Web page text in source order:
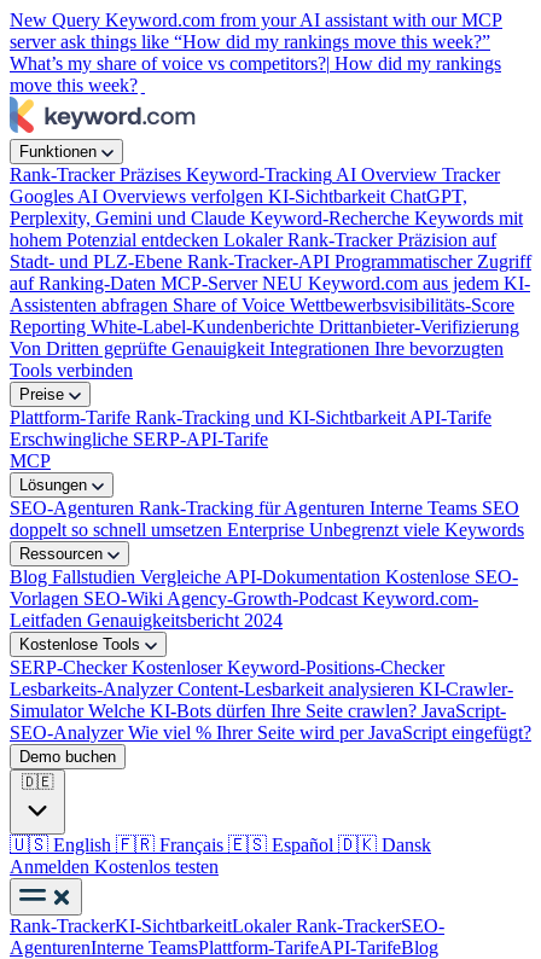
New Query Keyword.com from your AI assistant with our MCP
server ask things like “How did my rankings move this week?”
What’s my share of voice vs competitors?| How did my rankings
move this week?
Funktionen
Rank-TrackerPräzises Keyword-Tracking AI Overview Tracker
Googles AI Overviews verfolgen KI-Sichtbarkeit ChatGPT,
Perplexity, Gemini und Claude Keyword-Recherche Keywords mit
hohem Potenzial entdecken Lokaler Rank-TrackerPräzision auf
Stadt- und PLZ-Ebene Rank-Tracker-API Programmatischer Zugriff
auf Ranking-Daten MCP-ServerNEU Keyword.com aus jedem KI-
Assistenten abfragen Share of Voice Wettbewerbsvisibilitäts-Score
Reporting White-Label-Kundenberichte Drittanbieter-Verifizierung
Von Dritten geprüfte Genauigkeit Integrationen Ihre bevorzugten
Tools verbinden
Preise
Plattform-Tarife Rank-Tracking und KI-Sichtbarkeit API-Tarife
Erschwingliche SERP-API-Tarife
MCP
Lösungen
SEO-Agenturen Rank-Tracking für Agenturen Interne Teams SEO
doppelt so schnell umsetzen Enterprise Unbegrenzt viele Keywords
Ressourcen
Blog Fallstudien Vergleiche API-Dokumentation Kostenlose SEO-
Vorlagen SEO-Wiki Agency-Growth-Podcast Keyword.com-
Leitfaden Genauigkeitsbericht 2024
Kostenlose Tools
SERP-CheckerKostenloser Keyword-Positions-Checker
Lesbarkeits-AnalyzerContent-Lesbarkeit analysieren KI-Crawler-
SimulatorWelche KI-Bots dürfen Ihre Seite crawlen? JavaScript-
SEO-AnalyzerWie viel % Ihrer Seite wird per JavaScript eingefügt?
Demo buchen
🇩🇪
🇺🇸 English 🇫🇷 Français 🇪🇸 Español 🇩🇰 Dansk
Anmelden Kostenlos testen
Rank-TrackerKI-SichtbarkeitLokaler Rank-TrackerSEO-
AgenturenInterne TeamsPlattform-TarifeAPI-TarifeBlog